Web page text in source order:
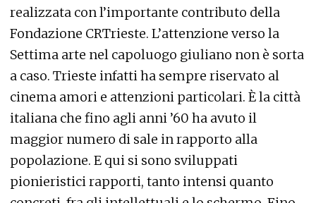
realizzata con l’importante contributo della
Fondazione CRTrieste. L’attenzione verso la
Settima arte nel capoluogo giuliano non è sorta
a caso. Trieste infatti ha sempre riservato al
cinema amori e attenzioni particolari. È la città
italiana che fino agli anni ’60 ha avuto il
maggior numero di sale in rapporto alla
popolazione. E qui si sono sviluppati
pionieristici rapporti, tanto intensi quanto